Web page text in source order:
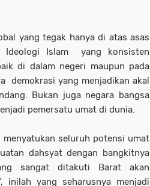
yang tegak hanya di atas asas
Ideologi Islam yang konsisten
di dalam negeri maupun pada
demokrasi yang menjadikan akal
Bukan juga negara bangsa
pemersatu umat di dunia.
seluruh potensi umat
dahsyat dengan bangkitnya
sangat ditakuti Barat akan
inilah yang seharusnya menjadi